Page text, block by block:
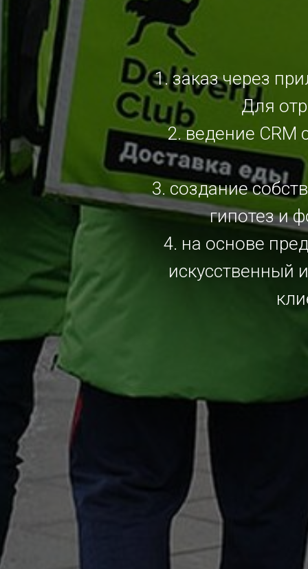
1. заказ через
Для
2. ведение
3. создание
гипотез и
4. на основе
искусственный